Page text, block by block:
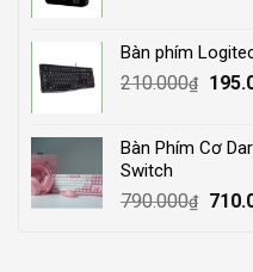
Bàn phím
210.000₫
Bàn Phím Cơ
Switch
790.000₫